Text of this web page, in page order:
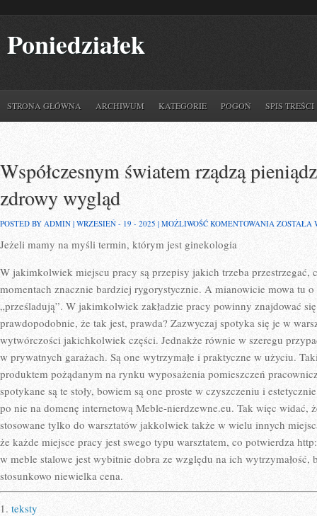
Poniedziałek
STRONA GŁÓWNA ARCHIWUM KATEGORIE POGOŃ SPIS TREŚCI
Współczesnym światem rządzą
zdrowy wygląd
POSTED BY ADMIN | WRZESIEŃ - 19 - 2025 | MOŻLIWOŚĆ KOMENTOWANIA
MŁODY
I
WYGLĄD
ZOSTAŁA
Jeżeli mamy na myśli termin, którym jest ginekologia
W jakimkolwiek miejscu pracy są przepisy jakich trzeba przestrzegać,
momentach znacznie bardziej rygorystycznie. A mianowicie mowa tu
„prześladują”. W jakimkolwiek zakładzie pracy powinny znajdować
prawdopodobnie, że tak jest, prawda? Zazwyczaj spotyka się je w
wytwórczości jakichkolwiek części. Jednakże równie w szeregu
w prywatnych garażach. Są one wytrzymałe i praktyczne w użyciu.
produktem pożądanym na rynku wyposażenia pomieszczeń
spotykane są te stoły, bowiem są one proste w czyszczeniu i
po nie na domenę internetową Meble-nierdzewne.eu. Tak więc widać,
stosowane tylko do warsztatów jakkolwiek także w wielu innych
że każde miejsce pracy jest swego typu warsztatem, co potwierdza
w meble stalowe jest wybitnie dobra ze względu na ich wytrzymałość,
stosunkowo niewielka cena.
1. teksty